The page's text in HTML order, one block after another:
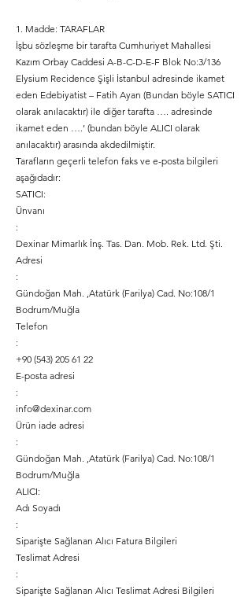
1. Madde: TARAFLAR
İşbu sözleşme bir tarafta Cumhuriyet Mahallesi
Kazım Orbay Caddesi A-B-C-D-E-F Blok No:3/136
Elysium Recidence Şişli İstanbul adresinde ikamet
eden Edebiyatist – Fatih Ayan (Bundan böyle SATICI
olarak anılacaktır) ile diğer tarafta …. adresinde
ikamet eden ….’ (bundan böyle ALICI olarak
anılacaktır) arasında akdedilmiştir.
Tarafların geçerli telefon faks ve e-posta bilgileri
aşağıdadır:
SATICI:
Ünvanı
:
Dexinar Mimarlık İnş. Tas. Dan. Mob. Rek. Ltd. Şti.
Adresi
:
Gündoğan Mah. ,Atatürk (Farilya) Cad. No:108/1
Bodrum/Muğla
Telefon
:
+90 (543) 205 61 22
E-posta adresi
:
info@dexinar.com
Ürün iade adresi
:
Gündoğan Mah. ,Atatürk (Farilya) Cad. No:108/1
Bodrum/Muğla
ALICI:
Adı Soyadı
:
Siparişte Sağlanan Alıcı Fatura Bilgileri
Teslimat Adresi
:
Siparişte Sağlanan Alıcı Teslimat Adresi Bilgileri